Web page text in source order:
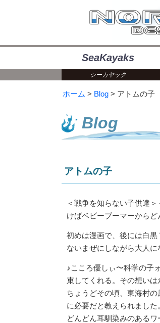
SeaKayaks
シーカヤック
ホーム Blog アトムの子
Blog
アトムの子
＜戦争を知らない子供達
けばベビーブーマーからど
初めは漫画で、後には白
ないまぜにしながら大人
♪こころ優しぃ〜科学の子
束してくれる。その想いは
ちょうどその頃、東海村
に必要だと教えられまし
どんどん耳馴染みのあるワ